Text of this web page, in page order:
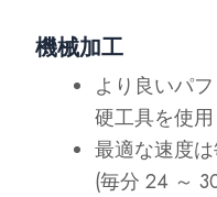
機械加工
より良いパ
硬工具を使用
最適な速度
(毎分 24 ～